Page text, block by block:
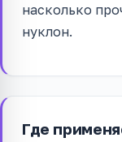
насколько
нуклон.
Где